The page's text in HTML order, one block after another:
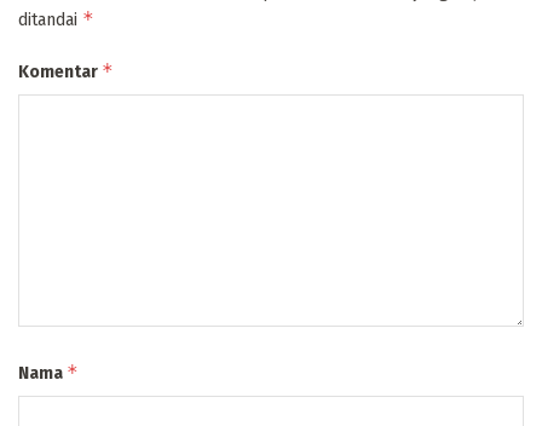
ditandai *
Komentar *
Nama *